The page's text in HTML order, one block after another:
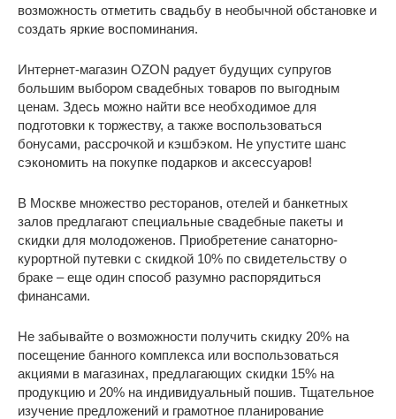
возможность отметить свадьбу в необычной обстановке и
создать яркие воспоминания.
Интернет-магазин OZON радует будущих супругов
большим выбором свадебных товаров по выгодным
ценам. Здесь можно найти все необходимое для
подготовки к торжеству, а также воспользоваться
бонусами, рассрочкой и кэшбэком. Не упустите шанс
сэкономить на покупке подарков и аксессуаров!
В Москве множество ресторанов, отелей и банкетных
залов предлагают специальные свадебные пакеты и
скидки для молодоженов. Приобретение санаторно-
курортной путевки с скидкой 10% по свидетельству о
браке – еще один способ разумно распорядиться
финансами.
Не забывайте о возможности получить скидку 20% на
посещение банного комплекса или воспользоваться
акциями в магазинах, предлагающих скидки 15% на
продукцию и 20% на индивидуальный пошив. Тщательное
изучение предложений и грамотное планирование